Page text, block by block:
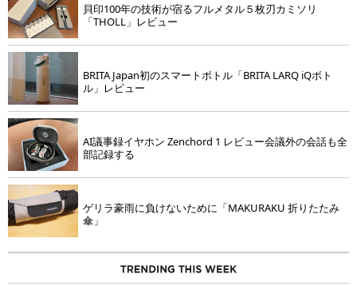
貝印100年の技術が宿るフルメタル５枚刃カミソリ
「THOLL」レビュー
BRITA Japan初のスマートボトル「BRITA LARQ iQボト
ル」レビュー
AI議事録イヤホン Zenchord 1 レビュー会議外の会話も全
部記録する
ゲリラ豪雨に負けないために「MAKURAKU 折りたたみ
傘」